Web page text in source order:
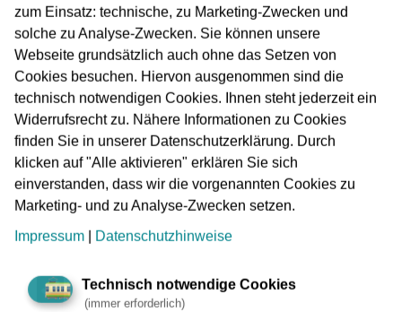
Projektingenieur:in Leit- und Sicherungstechnik
(d/m/w)
Elektro & Metall, IT
Berufserfahren
zum Einsatz: technische, zu Marketing-Zwecken und
solche zu Analyse-Zwecken. Sie können unsere
Webseite grundsätzlich auch ohne das Setzen von
Cookies besuchen. Hiervon ausgenommen sind die
technisch notwendigen Cookies. Ihnen steht jederzeit ein
Widerrufsrecht zu. Nähere Informationen zu Cookies
finden Sie in unserer Datenschutzerklärung. Durch
klicken auf "Alle aktivieren" erklären Sie sich
einverstanden, dass wir die vorgenannten Cookies zu
Marketing- und zu Analyse-Zwecken setzen.
Impressum
Datenschutzhinweise
Technisch notwendige Cookies
(immer erforderlich)